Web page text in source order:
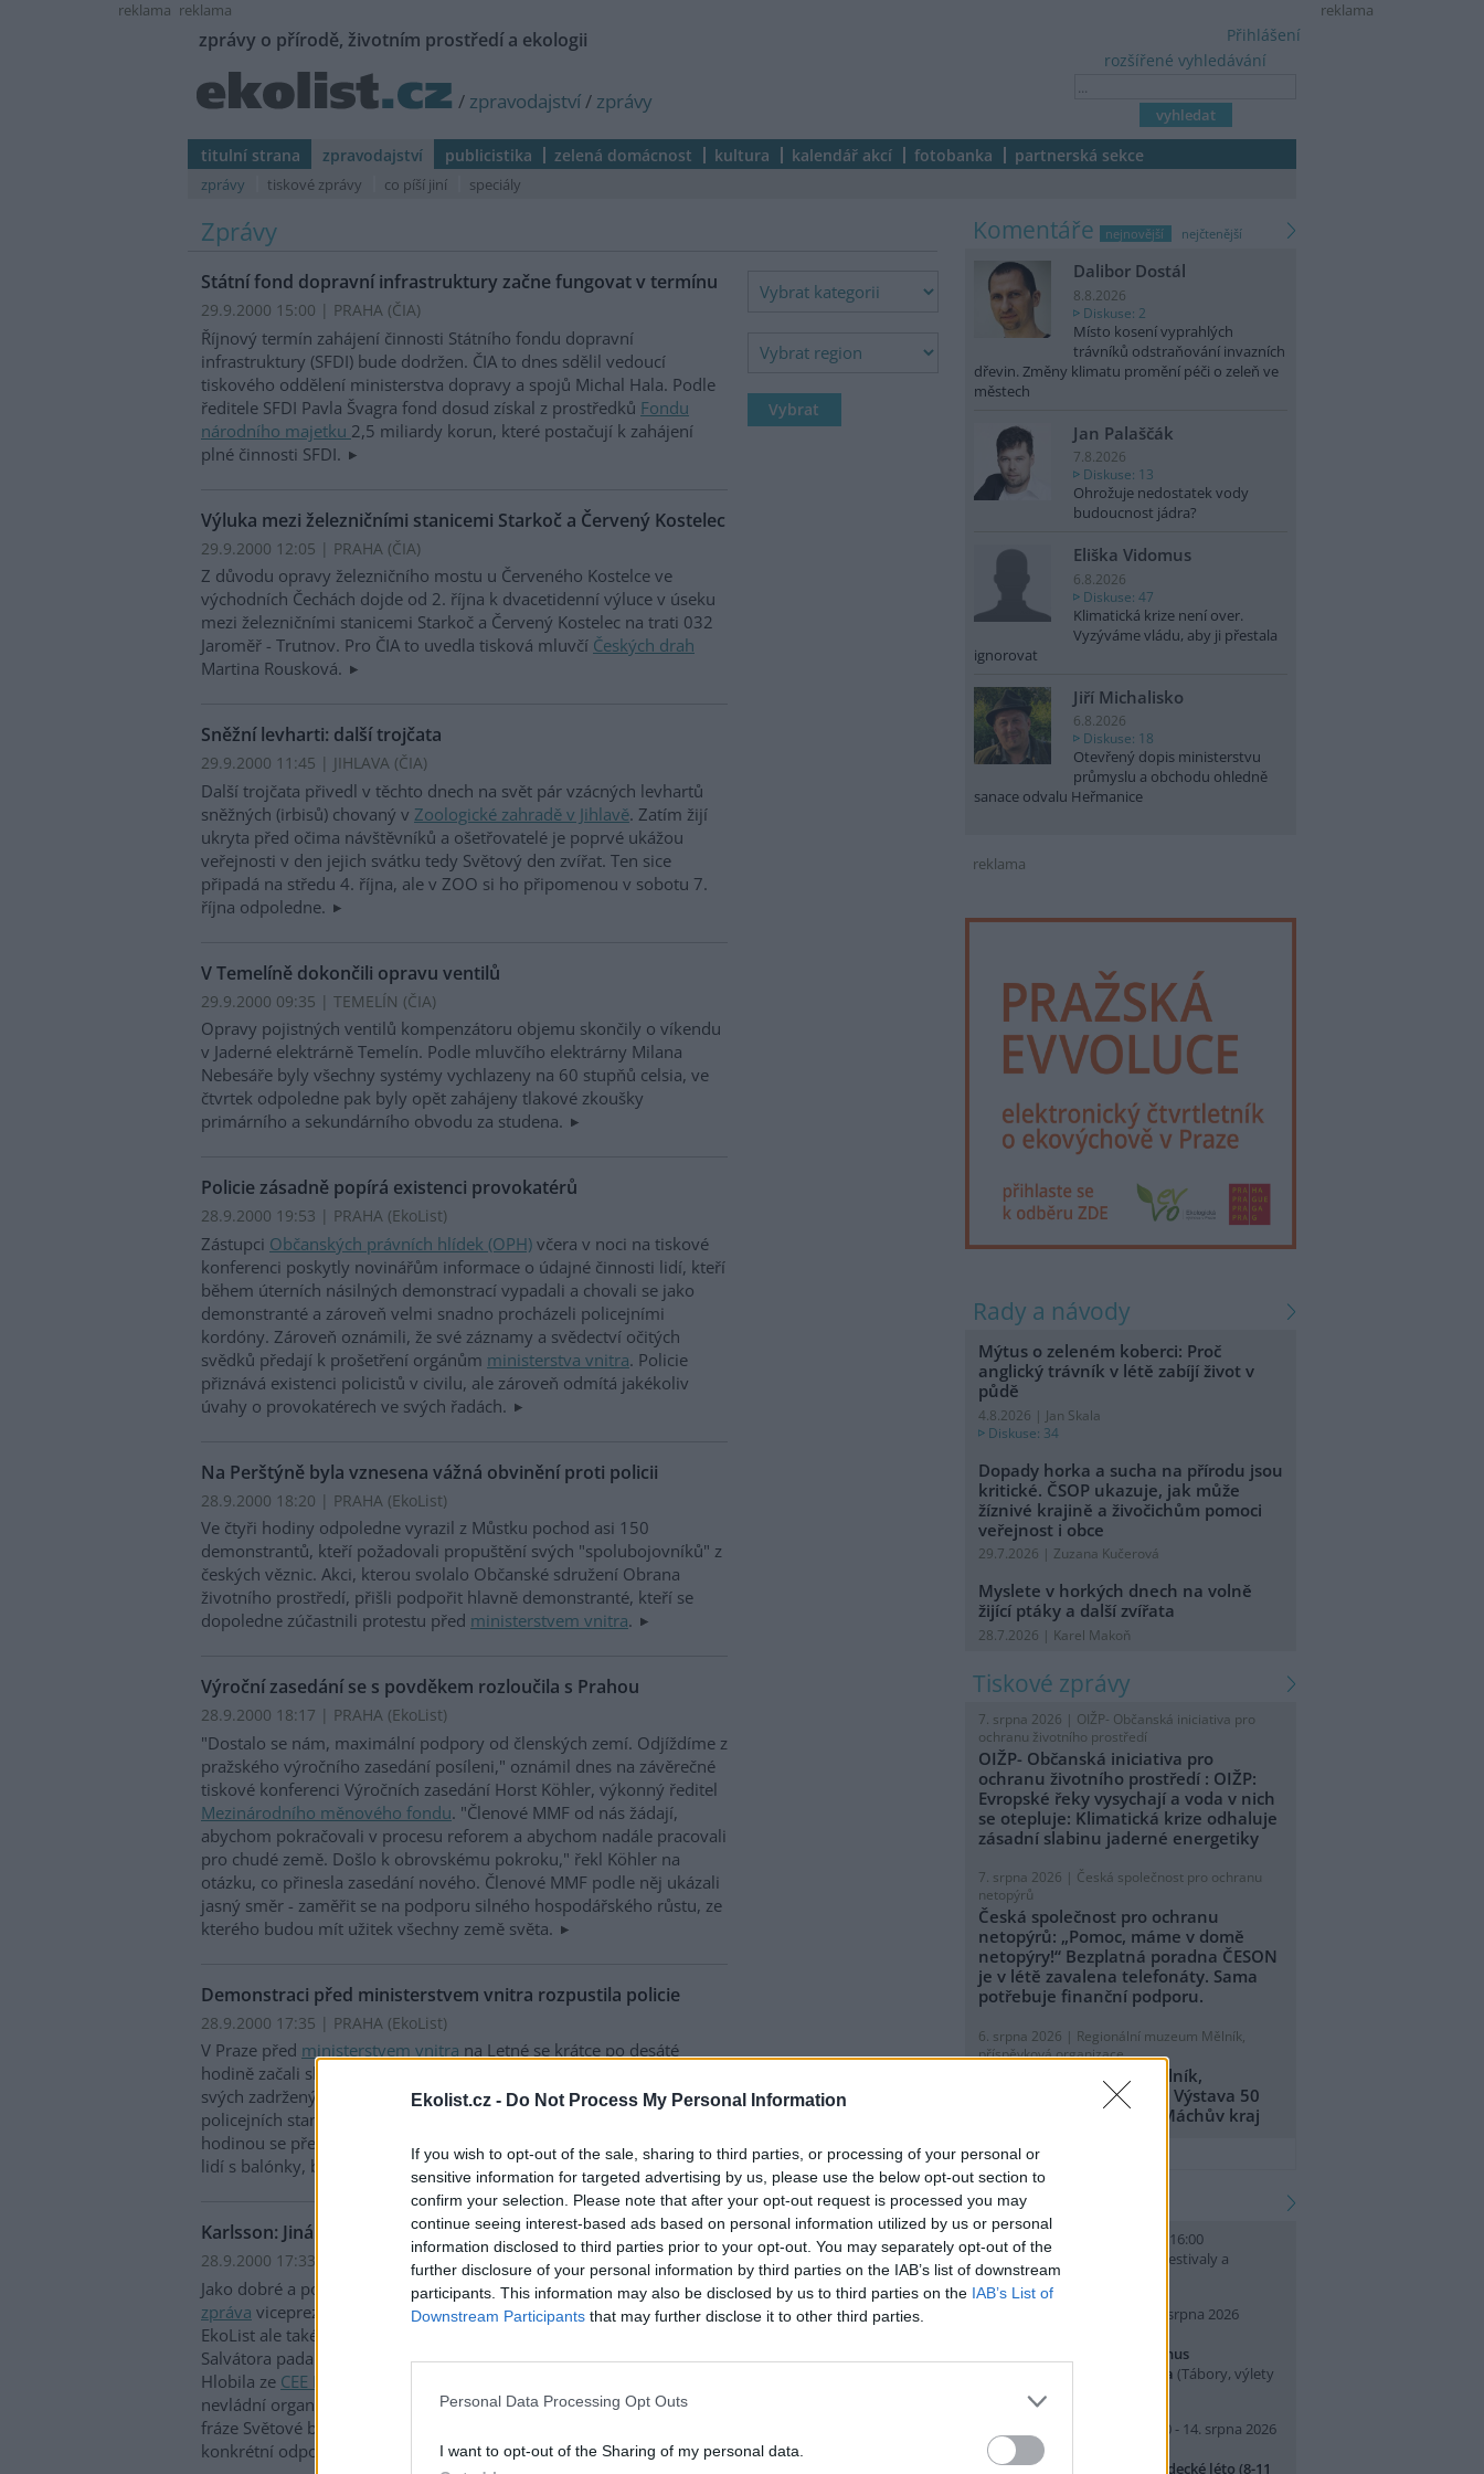
Ekolist.cz - Do Not Process My Personal Information
If you wish to opt-out of the sale, sharing to third parties, or processing of your personal or
sensitive information for targeted advertising by us, please use the below opt-out section to
confirm your selection. Please note that after your opt-out request is processed you may
continue seeing interest-based ads based on personal information utilized by us or personal
information disclosed to third parties prior to your opt-out. You may separately opt-out of the
further disclosure of your personal information by third parties on the IAB’s list of downstream
participants. This information may also be disclosed by us to third parties on the IAB’s List of
Downstream Participants that may further disclose it to other third parties.
Personal Data Processing Opt Outs
I want to opt-out of the Sharing of my personal data.
reklama
reklama reklama
zprávy o přírodě, životním prostředí a ekologii
/ zpravodajství/ zprávy
rozšířené vyhledávání
Přihlášení
titulní strana zpravodajství publicistika zelená domácnost kultura kalendář akcí fotobanka partnerská sekce
zprávy tiskové zprávy co píší jiní speciály
Zprávy
Státní fond dopravní infrastruktury začne fungovat v termínu
29.9.2000 15:00 | PRAHA (ČIA)
Říjnový termín zahájení činnosti Státního fondu dopravní
infrastruktury (SFDI) bude dodržen. ČIA to dnes sdělil vedoucí
tiskového oddělení ministerstva dopravy a spojů Michal Hala. Podle
ředitele SFDI Pavla Švagra fond dosud získal z prostředků Fondu
národního majetku 2,5 miliardy korun, které postačují k zahájení
plné činnosti SFDI.
Výluka mezi železničními stanicemi Starkoč a Červený Kostelec
29.9.2000 12:05 | PRAHA (ČIA)
Z důvodu opravy železničního mostu u Červeného Kostelce ve
východních Čechách dojde od 2. října k dvacetidenní výluce v úseku
mezi železničními stanicemi Starkoč a Červený Kostelec na trati 032
Jaroměř - Trutnov. Pro ČIA to uvedla tisková mluvčí Českých drah
Martina Rousková.
Sněžní levharti: další trojčata
29.9.2000 11:45 | JIHLAVA (ČIA)
Další trojčata přivedl v těchto dnech na svět pár vzácných levhartů
sněžných (irbisů) chovaný v Zoologické zahradě v Jihlavě. Zatím žijí
ukryta před očima návštěvníků a ošetřovatelé je poprvé ukážou
veřejnosti v den jejich svátku tedy Světový den zvířat. Ten sice
připadá na středu 4. října, ale v ZOO si ho připomenou v sobotu 7.
října odpoledne.
V Temelíně dokončili opravu ventilů
29.9.2000 09:35 | TEMELÍN (ČIA)
Opravy pojistných ventilů kompenzátoru objemu skončily o víkendu
v Jaderné elektrárně Temelín. Podle mluvčího elektrárny Milana
Nebesáře byly všechny systémy vychlazeny na 60 stupňů celsia, ve
čtvrtek odpoledne pak byly opět zahájeny tlakové zkoušky
primárního a sekundárního obvodu za studena.
Policie zásadně popírá existenci provokatérů
28.9.2000 19:53 | PRAHA (EkoList)
Zástupci Občanských právních hlídek (OPH) včera v noci na tiskové
konferenci poskytly novinářům informace o údajné činnosti lidí, kteří
během úterních násilných demonstrací vypadali a chovali se jako
demonstranté a zároveň velmi snadno procházeli policejními
kordóny. Zároveň oznámili, že své záznamy a svědectví očitých
svědků předají k prošetření orgánům ministerstva vnitra. Policie
přiznává existenci policistů v civilu, ale zároveň odmítá jakékoliv
úvahy o provokatérech ve svých řadách.
Na Perštýně byla vznesena vážná obvinění proti policii
28.9.2000 18:20 | PRAHA (EkoList)
Ve čtyři hodiny odpoledne vyrazil z Můstku pochod asi 150
demonstrantů, kteří požadovali propuštění svých "spolubojovníků" z
českých věznic. Akci, kterou svolalo Občanské sdružení Obrana
životního prostředí, přišli podpořit hlavně demonstranté, kteří se
dopoledne zúčastnili protestu před ministerstvem vnitra.
Výroční zasedání se s povděkem rozloučila s Prahou
28.9.2000 18:17 | PRAHA (EkoList)
"Dostalo se nám, maximální podpory od členských zemí. Odjíždíme z
pražského výročního zasedání posíleni," oznámil dnes na závěrečné
tiskové konferenci Výročních zasedání Horst Köhler, výkonný ředitel
Mezinárodního měnového fondu. "Členové MMF od nás žádají,
abychom pokračovali v procesu reforem a abychom nadále pracovali
pro chudé země. Došlo k obrovskému pokroku," řekl Köhler na
otázku, co přinesla zasedání nového. Členové MMF podle něj ukázali
jasný směr - zaměřit se na podporu silného hospodářského růstu, ze
kterého budou mít užitek všechny země světa.
Demonstraci před ministerstvem vnitra rozpustila policie
28.9.2000 17:35 | PRAHA (EkoList)
V Praze před ministerstvem vnitra na Letné se krátce po desáté
hodině začali shromažďovat demonstranti požadující propuštění
svých zadržených kamarádů a vyšetření údajných excesů na
policejních stanicích a údajné policejní brutality. Před jedenáctou
hodinou se před vchodem do ministerstva shromáždilo asi dvě stě
lidí s balónky, bubínky a jinými hudebními nástroji.
Karlsson: Jiná zpráva byla zajímavá a konstruktivní
28.9.2000 17:33 | PRAHA (EkoList)
Jako dobré a pozitivní označil své dojmy z alternativního fóraJiná
zpráva viceprezident Světové bankyMats Karlsson. Exkluzivně pro
EkoList ale také přiznal, že během závěrečné diskuse v kostele sv.
Salvátora padala silná slova. Na druhou stranu odmítl tvrzení Petra
Hlobila ze CEE Bankwatch Network
nevládní organizace si v panelové diskusi nenechaly líbit obecné
fráze Světové banky i
konkrétní odpovědi.
komentáře nejnovější nejčtenější
Dalibor Dostál
8.8.2026
Diskuse: 2
Místo kosení vyprahlých
trávníků odstraňování invazních
dřevin. Změny klimatu promění péči o zeleň ve
městech
Jan Palaščák
7.8.2026
Diskuse: 13
Ohrožuje nedostatek vody
budoucnost jádra?
Eliška Vidomus
6.8.2026
Diskuse: 47
Klimatická krize není over.
Vyzýváme vládu, aby ji přestala
ignorovat
Jiří Michalisko
6.8.2026
Diskuse: 18
Otevřený dopis ministerstvu
průmyslu a obchodu ohledně
sanace odvalu Heřmanice
reklama
rady a návody
Mýtus o zeleném koberci: Proč
anglický trávník v létě zabíjí život v
půdě
4.8.2026 | Jan Skala
Diskuse: 34
Dopady horka a sucha na přírodu jsou
kritické. ČSOP ukazuje, jak může
žíznivé krajině a živočichům pomoci
veřejnost i obce
29.7.2026 | Zuzana Kučerová
Myslete v horkých dnech na volně
žijící ptáky a další zvířata
28.7.2026 | Karel Makoň
tiskové zprávy
7. srpna 2026 | OIŽP- Občanská iniciativa pro
ochranu životního prostředí
OIŽP- Občanská iniciativa pro
ochranu životního prostředí : OIŽP:
Evropské řeky vysychají a voda v nich
se otepluje: Klimatická krize odhaluje
zásadní slabinu jaderné energetiky
7. srpna 2026 | Česká společnost pro ochranu
netopýrů
Česká společnost pro ochranu
netopýrů: „Pomoc, máme v domě
netopýry!“ Bezplatná poradna ČESON
je v létě zavalena telefonáty. Sama
potřebuje finanční podporu.
6. srpna 2026 | Regionální muzeum Mělník,
příspěvková organizace
Regionální muzeum Mělník,
příspěvková organizace: Výstava 50
let CHKO Kokořínsko - Máchův kraj
přidat tiskovou zprávu
kalendář akcí
9. srpna 2026 (neděle) 10:00 - 16:00
(Festivaly a
slavnosti, Praha 7 )
10. srpna 2026 (pondělí) - 14. srpna 2026
Hrajeme si v Pralese - 2. turnus
příměstského letního tábora (Tábory, výlety
a pobytové akce, Praha 19 )
10. srpna 2026 (pondělí) 07:30 - 14. srpna 2026
(pátek) 16:30
Příměstský tábor Přírodovědecké léto (8-11